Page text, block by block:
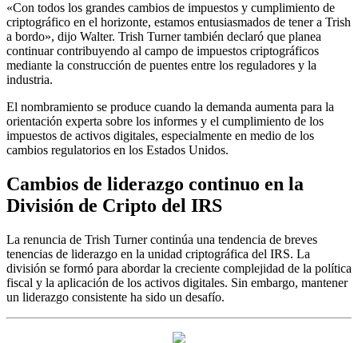
«Con todos los grandes cambios de impuestos y cumplimiento de
criptográfico en el horizonte, estamos entusiasmados de tener a Trish
a bordo», dijo Walter. Trish Turner también declaró que planea
continuar contribuyendo al campo de impuestos criptográficos
mediante la construcción de puentes entre los reguladores y la
industria.
El nombramiento se produce cuando la demanda aumenta para la
orientación experta sobre los informes y el cumplimiento de los
impuestos de activos digitales, especialmente en medio de los
cambios regulatorios en los Estados Unidos.
Cambios de liderazgo continuo en la
División de Cripto del IRS
La renuncia de Trish Turner continúa una tendencia de breves
tenencias de liderazgo en la unidad criptográfica del IRS. La
división se formó para abordar la creciente complejidad de la política
fiscal y la aplicación de los activos digitales. Sin embargo, mantener
un liderazgo consistente ha sido un desafío.